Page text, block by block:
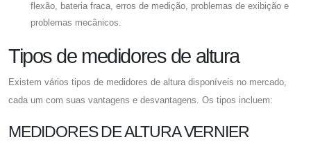
flexão, bateria fraca, erros de medição, problemas de exibição e
problemas mecânicos.
Tipos de medidores de altura
Existem vários tipos de medidores de altura disponíveis no mercado,
cada um com suas vantagens e desvantagens. Os tipos incluem:
MEDIDORES DE ALTURA VERNIER